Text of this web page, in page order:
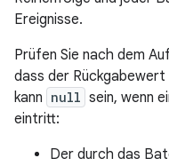
Ereignisse.
Prüfen Sie nach dem
dass der
kann null sein, wenn
eintritt:
Der durch das